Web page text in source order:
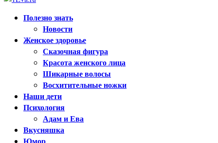
Полезно знать
Новости
Женское здоровье
Сказочная фигура
Красота женского лица
Шикарные волосы
Восхитительные ножки
Наши дети
Психология
Адам и Ева
Вкусняшка